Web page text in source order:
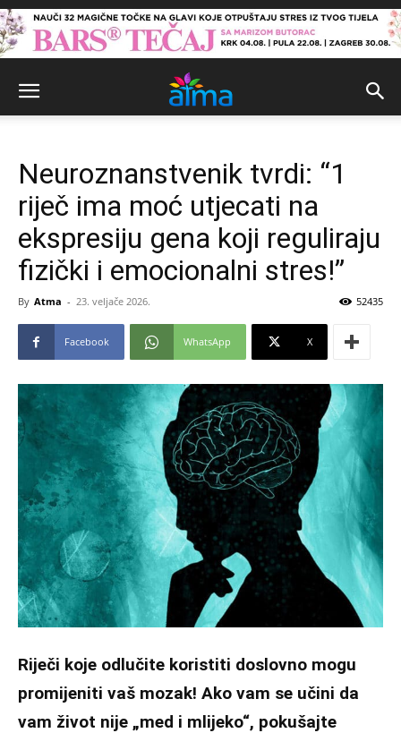
Neuroznanstvenik tvrdi: “1
riječ ima moć utjecati na
ekspresiju gena koji reguliraju
fizički i emocionalni stres!”
By Atma - 23. veljače 2026. 52435
Facebook WhatsApp X
Riječi koje odlučite koristiti doslovno mogu
promijeniti vaš mozak! Ako vam se učini da
vam život nije „med i mlijeko“, pokušajte